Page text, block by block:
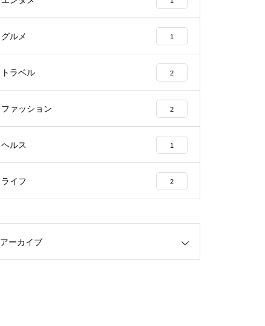
グルメ 1
トラベル 2
ファッション 2
ヘルス 1
ライフ 2
アーカイブ